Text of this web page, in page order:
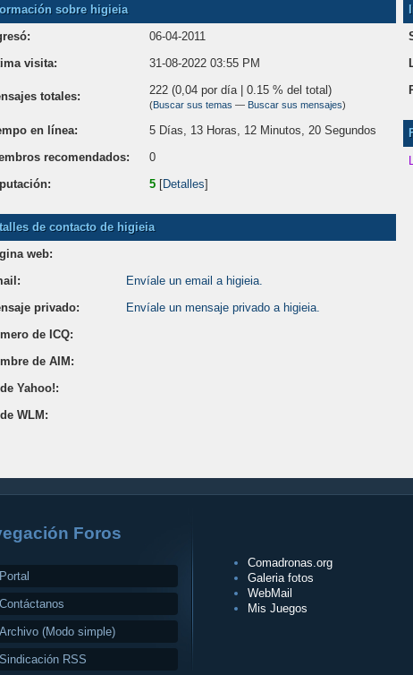
sobre higieia
06-04-2011
visita:
31-08-2022 03:55 PM
totales: 222 (0,04 por día | 0.15 % del total)
(Buscar sus temas — Buscar sus mensajes)
en línea:
5 Días, 13 Horas, 12 Minutos, 20 Segundos
recomendados:
0
5 [Detalles]
de contacto de higieia
web:
Envíale un email a higieia.
privado:
Envíale un mensaje privado a higieia.
de ICQ:
de AIM:
de Yahoo!:
de WLM:
Foros
Portal
Contáctanos
Archivo (Modo simple)
Sindicación RSS
Comadronas.org
Galeria fotos
WebMail
Mis Juegos